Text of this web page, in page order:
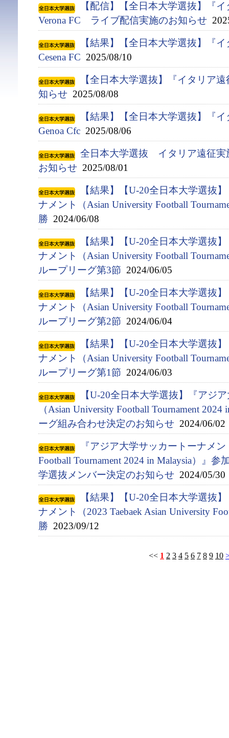
【配信】【全日本大学選抜】『
Verona FC ライブ配信実施のお知らせ
【結果】【全日本大学選抜】『
Cesena FC 2025/08/10
【全日本大学選抜】『イタリア
知らせ 2025/08/08
【結果】【全日本大学選抜】『
Genoa Cfc 2025/08/06
全日本大学選抜 イタリア遠征実
お知らせ 2025/08/01
【結果】【U-20全日本大学選抜
ナメント（Asian University Football
勝 2024/06/08
【結果】【U-20全日本大学選抜
ナメント（Asian University Football
ループリーグ第3節 2024/06/05
【結果】【U-20全日本大学選抜
ナメント（Asian University Football
ループリーグ第2節 2024/06/04
【結果】【U-20全日本大学選抜
ナメント（Asian University Football
ループリーグ第1節 2024/06/03
【U-20全日本大学選抜】『アジ
（Asian University Football Tournament
ーグ組み合わせ決定のお知らせ 2024/06/02
『アジア⼤学サッカートーナメ
Football Tournament 2024 in Malaysia）』
学選抜メンバー決定のお知らせ 2024/05/30
【結果】【U-20全日本大学選抜
ナメント（2023 Taebaek Asian University
勝 2023/09/12
<< 1 2 3 4 5 6 7 8 9 10